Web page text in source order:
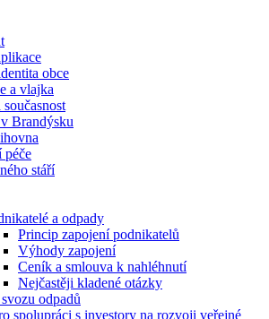
obce
a vlajka
Brandýsku
péče
stáří
a odpady
Princip zapojení podnikatelů
Výhody zapojení
Ceník a smlouva k nahléhnutí
Nejčastěji kladené otázky
odpadů
spolupráci s investory na rozvoji veřejné